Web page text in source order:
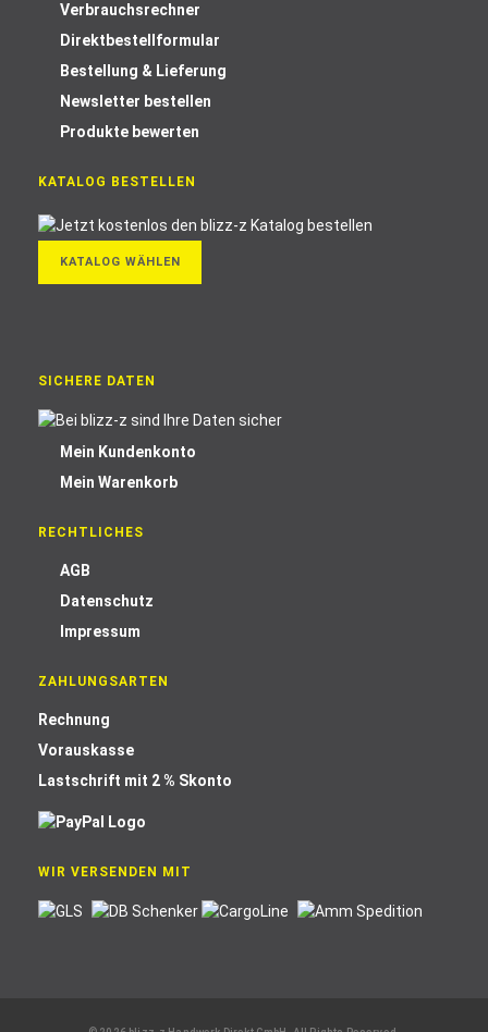
Verbrauchsrechner
Direktbestellformular
Bestellung & Lieferung
Newsletter bestellen
Produkte bewerten
KATALOG BESTELLEN
KATALOG WÄHLEN
SICHERE DATEN
Mein Kundenkonto
Mein Warenkorb
RECHTLICHES
AGB
Datenschutz
Impressum
ZAHLUNGSARTEN
Rechnung
Vorauskasse
Lastschrift mit 2 % Skonto
WIR VERSENDEN MIT